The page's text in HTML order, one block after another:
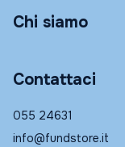
Chi siamo
Contattaci
055 24631
info@fundstore.it